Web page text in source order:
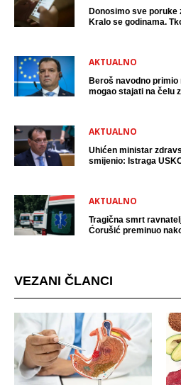
Donosimo sve poruke
Kralo se godinama.
AKTUALNO
Beroš navodno primio
mogao stajati na čelu
AKTUALNO
Uhićen ministar
smijenio: Istraga
AKTUALNO
Tragična smrt
Ćorušić preminuo
VEZANI ČLANCI